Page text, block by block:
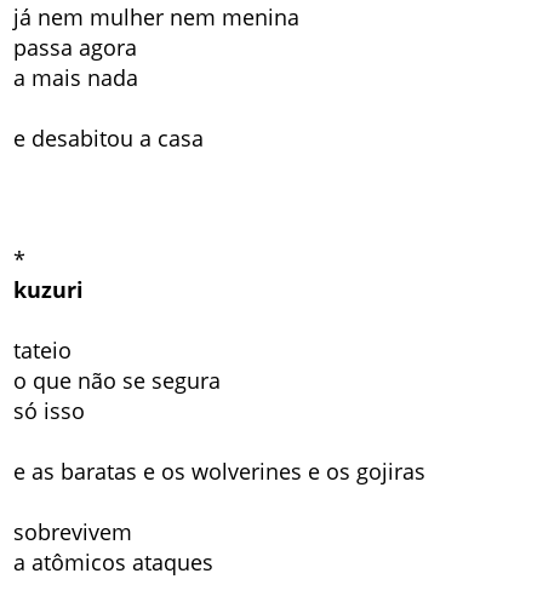
já nem mulher nem menina
passa agora
a mais nada
e desabitou a casa
*
kuzuri
tateio
o que não se segura
só isso
e as baratas e os wolverines e os gojiras
sobrevivem
a atômicos ataques